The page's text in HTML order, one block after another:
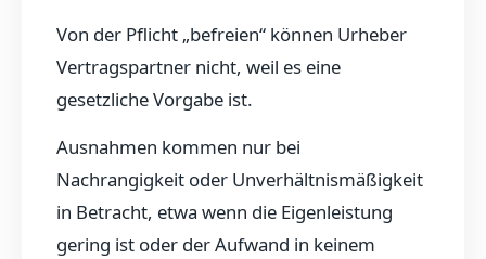
Von der Pflicht „befreien“ können Urheber
Vertragspartner nicht, weil es eine
gesetzliche Vorgabe ist.
Ausnahmen kommen nur bei
Nachrangigkeit oder Unverhältnismäßigkeit
in Betracht, etwa wenn die Eigenleistung
gering ist oder der Aufwand in keinem